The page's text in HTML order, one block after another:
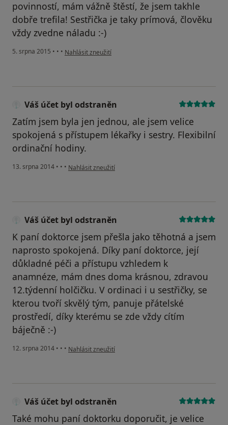
povinností, mám vážně štěstí, že jsem takhle
dobře trefila! Sestřička je taky prímová, člověku
vždy zvedne náladu :-)
5. srpna 2015 • • • podle názoru uživatele Váš účet byl odstraněn
Nahlásit zneužití
Váš účet byl odstraněn
Zatím jsem byla jen jednou, ale jsem velice
spokojená s přístupem lékařky i sestry. Flexibilní
ordinační hodiny.
13. srpna 2014 • • • podle názoru uživatele Váš účet byl odstraněn
Nahlásit zneužití
Váš účet byl odstraněn
K paní doktorce jsem přešla jako těhotná a jsem
naprosto spokojená. Díky paní doktorce, její
důkladné péči a přístupu vzhledem k
anamnéze, mám dnes doma krásnou, zdravou
12.týdenní holčičku. V ordinaci i u sestřičky, se
kterou tvoří skvělý tým, panuje přátelské
prostředí, díky kterému se zde vždy cítím
báječně :-)
12. srpna 2014 • • • podle názoru uživatele Váš účet byl odstraněn
Nahlásit zneužití
Váš účet byl odstraněn
Také mohu paní doktorku doporučit, je velice